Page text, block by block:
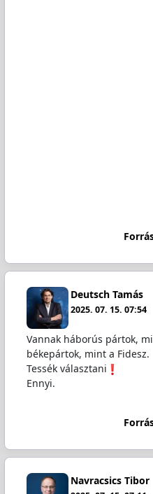
Deutsch Tamás
2025. 07. 15. 07:54
Vannak háborús pártok,
békepártok, mint a Fidesz.
Tessék választani
Ennyi.
Navracsics Tibor